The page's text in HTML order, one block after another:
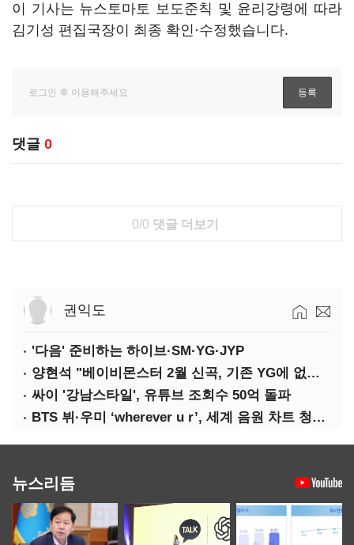
이 기사는 뉴스토마토 보도준칙 및 윤리강령에 따라
김기성 편집국장이 최종 확인·수정했습니다.
댓글 0
0/0 댓글 더보기
권익도
'다음' 준비하는 하이브·SM·YG·JYP
양현석 "베이비몬스터 2월 신곡, 기존 YG에 없던 노래"
싸이 '강남스타일', 유튜브 조회수 50억 돌파
BTS 뷔·우미 ‘wherever u r’, 세계 음원 차트 청신호
뉴스리듬